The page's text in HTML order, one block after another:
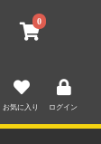
0
お気に入り ログイン